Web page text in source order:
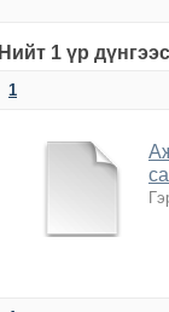
Нийт 1 үр
1